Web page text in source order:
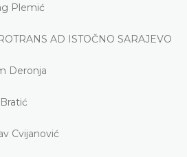
Plemić
AD ISTOČNO SARAJEVO
Deronja
Cvijanović